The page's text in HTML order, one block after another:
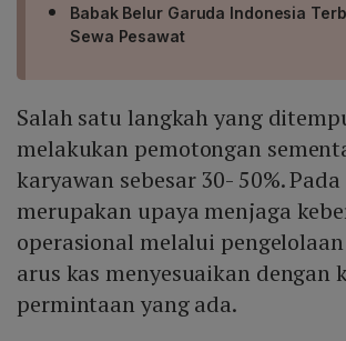
Babak Belur Garuda Indonesia
Sewa Pesawat
Salah satu langkah yang
melakukan pemotongan
karyawan sebesar 30- 50%.
merupakan upaya menjaga
operasional melalui
arus kas menyesuaikan dengan
permintaan yang ada.